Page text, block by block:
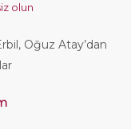
olun
Oğuz Atay’dan